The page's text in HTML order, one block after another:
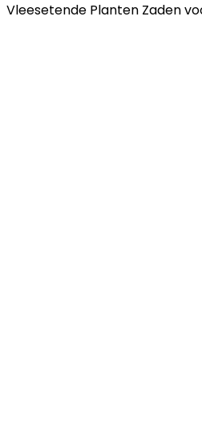
Vleesetende Planten Zaden